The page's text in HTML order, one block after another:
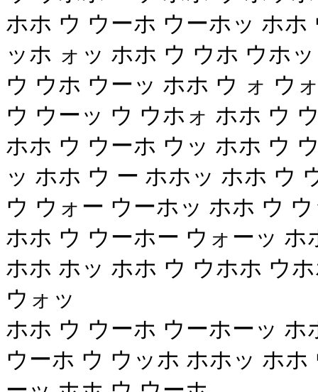
ホホ ウ ウーホ ウーホッ ホ
ッホ ォッ ホホ ウ ウホ ウホ
ウ ウホ ウーッ ホホ ウ ォ ウ
ウ ウーッ ウ ウホォ ホホ ウ
ホホ ウ ウーホ ウッ ホホ ウ
ッ ホホ ウ ー ホホッ ホホ ウ
ウ ウォー ウーホッ ホホ ウ
ホホ ウ ウーホー ウォーッ
ホホ ホッ ホホ ウ ウホホ ウ
ウォッ
ホホ ウ ウーホ ウーホーッ
ウーホ ウ ウッホ ホホッ ホ